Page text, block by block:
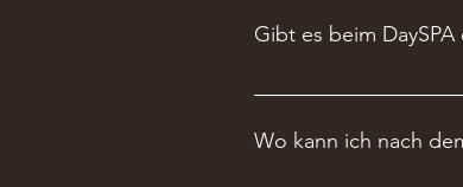
Gibt es beim DaySPA
Ab 12.00 Uhr bieten wir
Wo kann ich nach